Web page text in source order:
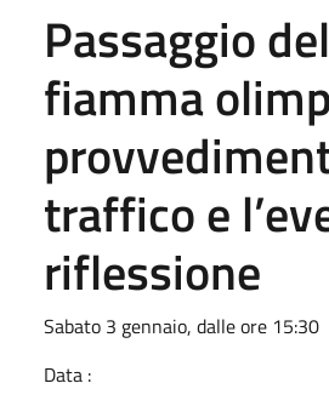
Passaggio
fiamma
traffico e
riflessione
Sabato 3 gennaio, dalle ore 15:30
Data :